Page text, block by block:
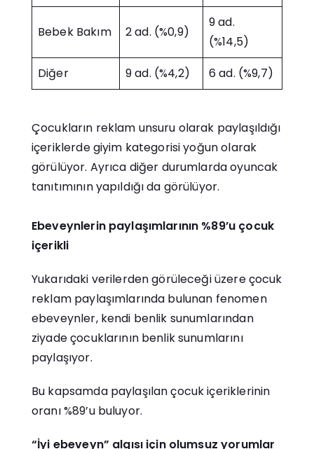
Bebek Bakım 2 ad. (%0,9)
9 ad.
(%14,5)
Diğer
9 ad. (%4,2) 6 ad. (%9,7)
Çocukların reklam unsuru olarak paylaşıldığı
içeriklerde giyim kategorisi yoğun olarak
görülüyor. Ayrıca diğer durumlarda oyuncak
tanıtımının yapıldığı da görülüyor.
Ebeveynlerin paylaşımlarının %89’u çocuk
içerikli
Yukarıdaki verilerden görüleceği üzere çocuk
reklam paylaşımlarında bulunan fenomen
ebeveynler, kendi benlik sunumlarından
ziyade çocuklarının benlik sunumlarını
paylaşıyor.
Bu kapsamda paylaşılan çocuk içeriklerinin
oranı %89’u buluyor.
“İyi ebeveyn” algısı için olumsuz yorumlar